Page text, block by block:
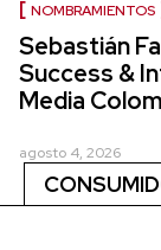
NOMBRAMIENTOS
Sebastián
Success &
Media
agosto 4, 2026